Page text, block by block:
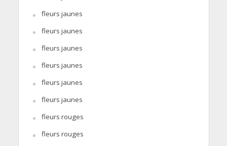
fleurs jaunes
fleurs jaunes
fleurs jaunes
fleurs jaunes
fleurs jaunes
fleurs jaunes
fleurs rouges
fleurs rouges